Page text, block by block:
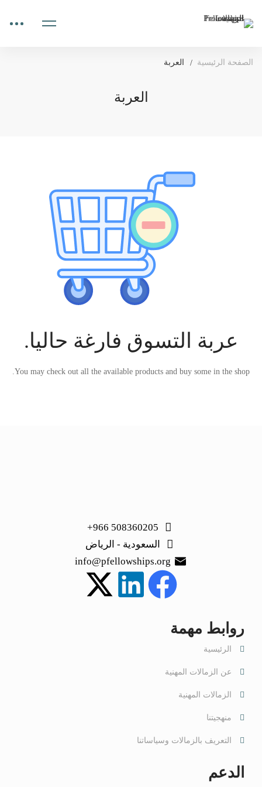
الصفحة الرئيسية العربة
العربة
عربة التسوق فارغة حاليا.
You may check out all the available products and buy some in the shop.
508360205 966+
السعودية - الرياض
info@pfellowships.org
روابط مهمة
الرئيسية
عن الزمالات المهنية
الزمالات المهنية
منهجيتنا
التعريف بالزمالات وسياساتنا
الدعم